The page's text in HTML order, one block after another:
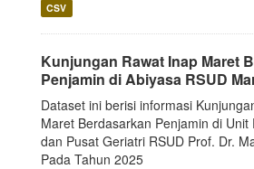
CSV
Kunjungan Rawat Inap Maret
Penjamin di Abiyasa RSUD
Dataset ini berisi informasi
Maret Berdasarkan Penjamin di Unit
dan Pusat Geriatri RSUD Prof. Dr.
Pada Tahun 2025